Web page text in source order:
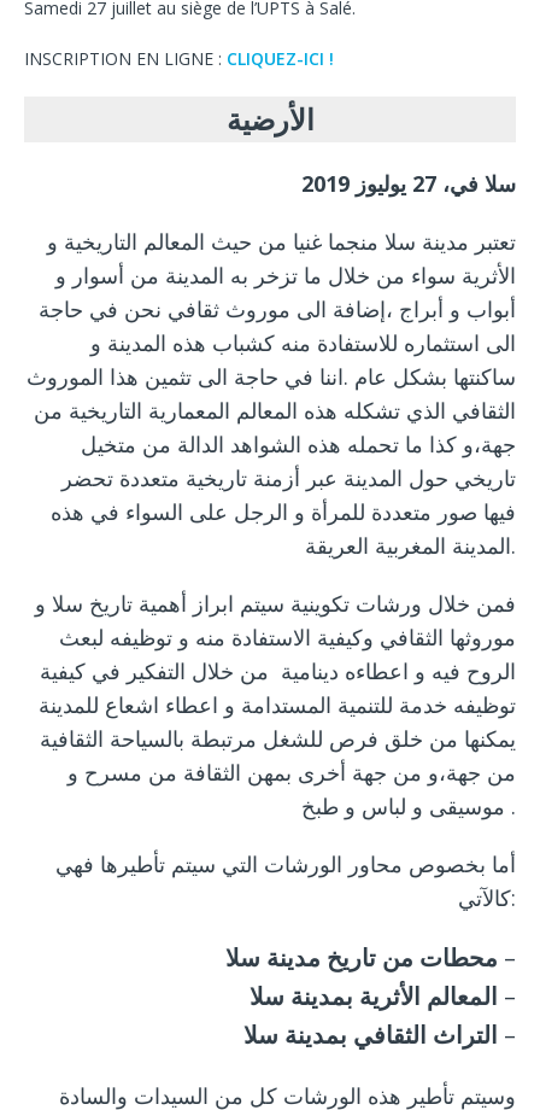
Samedi 27 juillet au siège de l’UPTS à Salé.
INSCRIPTION EN LIGNE : CLIQUEZ-ICI !
الأرضية
سلا في، 27 يوليوز 2019
تعتبر مدينة سلا منجما غنيا من حيث المعالم التاريخية و
الأثرية سواء من خلال ما تزخر به المدينة من أسوار و
أبواب و أبراج ،إضافة الى موروث ثقافي نحن في حاجة
الى استثماره للاستفادة منه كشباب هذه المدينة و
ساكنتها بشكل عام .اننا في حاجة الى تثمين هذا الموروث
الثقافي الذي تشكله هذه المعالم المعمارية التاريخية من
جهة،و كذا ما تحمله هذه الشواهد الدالة من متخيل
تاريخي حول المدينة عبر أزمنة تاريخية متعددة تحضر
فيها صور متعددة للمرأة و الرجل على السواء في هذه
المدينة المغربية العريقة.
فمن خلال ورشات تكوينية سيتم ابراز أهمية تاريخ سلا و
موروثها الثقافي وكيفية الاستفادة منه و توظيفه لبعث
الروح فيه و اعطاءه دينامية من خلال التفكير في كيفية
توظيفه خدمة للتنمية المستدامة و اعطاء اشعاع للمدينة
يمكنها من خلق فرص للشغل مرتبطة بالسياحة الثقافية
من جهة،و من جهة أخرى بمهن الثقافة من مسرح و
موسيقى و لباس و طبخ .
أما بخصوص محاور الورشات التي سيتم تأطيرها فهي
كالآتي:
محطات من تاريخ مدينة سلا –
–
التراث الثقافي بمدينة سلا –
وسيتم تأطير هذه الورشات كل من السيدات والسادة